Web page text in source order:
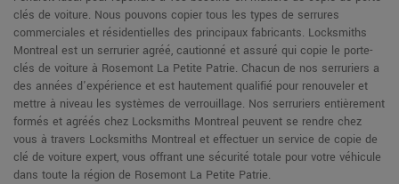
clés de voiture. Nous pouvons copier tous les types de serrures
commerciales et résidentielles des principaux fabricants. Locksmiths
Montreal est un serrurier agréé, cautionné et assuré qui copie le porte-
clés de voiture à Rosemont La Petite Patrie. Chacun de nos serruriers a
des années d'expérience et est hautement qualifié pour renouveler et
mettre à niveau les systèmes de verrouillage. Nos serruriers entièrement
formés et agréés chez Locksmiths Montreal peuvent se rendre chez
vous à travers Locksmiths Montreal et effectuer un service de copie de
clé de voiture expert, vous offrant une sécurité totale pour votre véhicule
dans toute la région de Rosemont La Petite Patrie.